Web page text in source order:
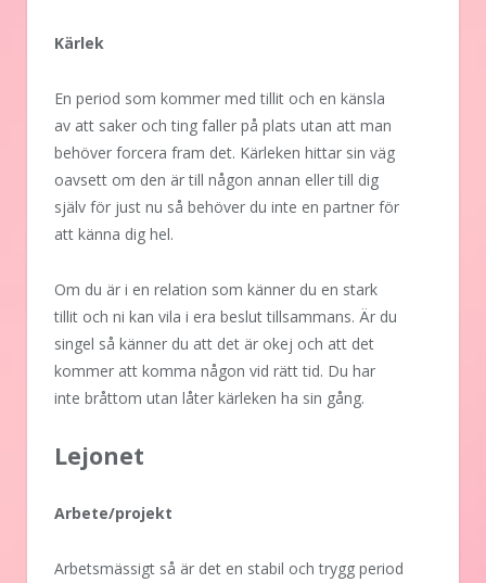
Kärlek
En period som kommer med tillit och en känsla
av att saker och ting faller på plats utan att man
behöver forcera fram det. Kärleken hittar sin väg
oavsett om den är till någon annan eller till dig
själv för just nu så behöver du inte en partner för
att känna dig hel.
Om du är i en relation som känner du en stark
tillit och ni kan vila i era beslut tillsammans. Är du
singel så känner du att det är okej och att det
kommer att komma någon vid rätt tid. Du har
inte bråttom utan låter kärleken ha sin gång.
Lejonet
Arbete/projekt
Arbetsmässigt så är det en stabil och trygg period